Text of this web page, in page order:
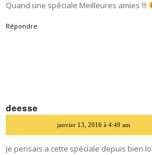
Quand une spéciale Meilleures amies !!!
Répondre
deesse
janvier 13, 2016 à 4:49 am
Je pensais a cette spéciale depuis bien